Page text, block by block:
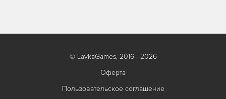
© LavkaGames, 2016—2026
Оферта
Пользовательское соглашение